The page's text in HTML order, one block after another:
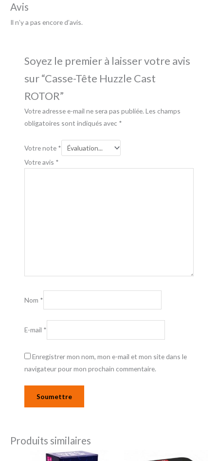
Avis
Il n’y a pas encore d’avis.
Soyez le premier à laisser votre avis
sur “Casse-Tête Huzzle Cast
ROTOR”
Votre adresse e-mail ne sera pas publiée. Les champs
obligatoires sont indiqués avec *
Votre note *
Votre avis *
Nom *
E-mail *
Enregistrer mon nom, mon e-mail et mon site dans le
navigateur pour mon prochain commentaire.
Produits similaires